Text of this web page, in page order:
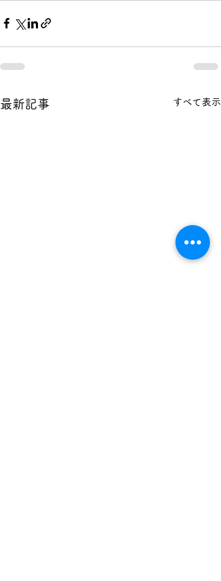
最新記事 すべて表示